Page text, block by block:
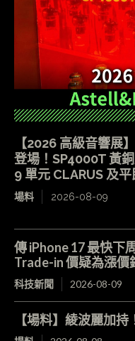
【2026 高級音響
登場！SP4000T 黃
9 單元 CLARUS 及
場料 2026-08-09
傳 iPhone 17 最快下
Trade-in 價疑為漲價
科技新聞 2026-08-09
【場料】綾波麗加